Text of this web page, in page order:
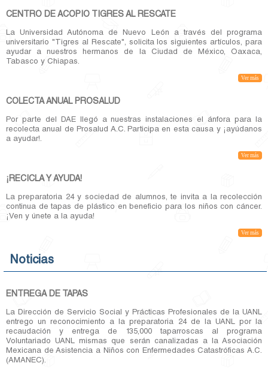
CENTRO DE ACOPIO TIGRES AL RESCATE
La Universidad Autónoma de Nuevo León a través del programa
universitario "Tigres al Rescate", solicita los siguientes artículos, para
ayudar a nuestros hermanos de la Ciudad de México, Oaxaca,
Tabasco y Chiapas.
Ver más
COLECTA ANUAL PROSALUD
Por parte del DAE llegó a nuestras instalaciones el ánfora para la
recolecta anual de Prosalud A.C. Participa en esta causa y ¡ayúdanos
a ayudar!.
Ver más
¡RECICLA Y AYUDA!
La preparatoria 24 y sociedad de alumnos, te invita a la recolección
continua de tapas de plástico en beneficio para los niños con cáncer.
¡Ven y únete a la ayuda!
Ver más
Noticias
ENTREGA DE TAPAS
La Dirección de Servicio Social y Prácticas Profesionales de la UANL
entrego un reconocimiento a la preparatoria 24 de la UANL por la
recaudación y entrega de 135,000 taparroscas al programa
Voluntariado UANL mismas que serán canalizadas a la Asociación
Mexicana de Asistencia a Niños con Enfermedades Catastróficas A.C.
(AMANEC).